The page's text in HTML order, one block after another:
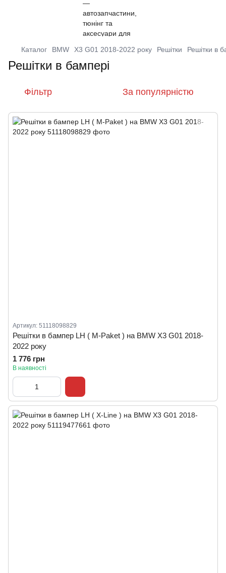
Каталог BMW X3 G01 2018-2022 року Решітки Решітки в
Решітки в бампері
Фільтр За популярністю
Артикул: 51118098829
Решітки в бампер LH ( M-Paket ) на BMW X3 G01 2018-
2022 року
1 776 грн
В наявності